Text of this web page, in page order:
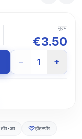
मूल्य
€3.50
− 1 +
टॉप-अप हॉटस्पॉट